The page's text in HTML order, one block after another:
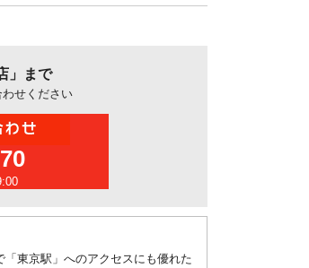
」まで
せください
東京駅」へのアクセスにも優れた